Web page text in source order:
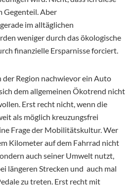
Gegenteil. Aber
im alltäglichen
weniger durch das ökologische
finanzielle Ersparnisse forciert.
der Region nachwievor ein Auto
dem allgemeinen Ökotrend nicht
Erst recht nicht, wenn die
als möglich kreuzungsfrei
Frage der Mobilitätskultur. Wer
Kilometer auf dem Fahrrad nicht
auch seiner Umwelt nutzt,
längeren Strecken und auch mal
zu treten. Erst recht mit